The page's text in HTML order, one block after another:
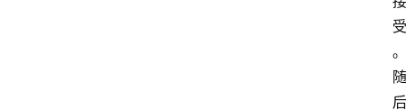
受
。
随
后